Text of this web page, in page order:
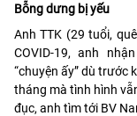
Bỗng dưng bị yếu
Anh TTK (29 tuổi,
COVID-19, anh
“chuyện ấy” dù trước
tháng mà tình hình
đục, anh tìm tới BV